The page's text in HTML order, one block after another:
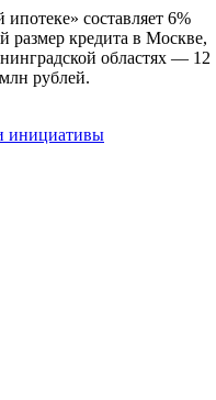
составляет 6%
размер кредита в Москве,
областях — 12
рублей.
инициативы